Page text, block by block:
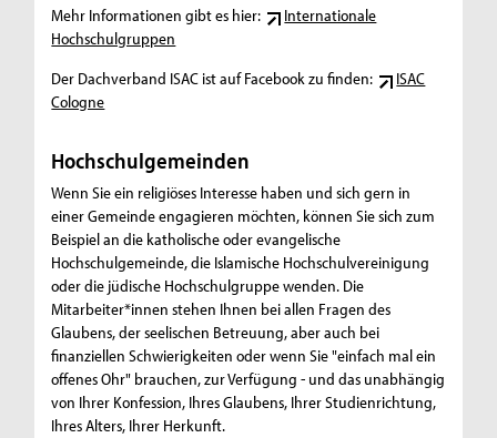
Mehr Informationen gibt es hier:
Internationale
Hochschulgruppen
Der Dachverband ISAC ist auf Facebook zu finden:
ISAC
Cologne
Hochschulgemeinden
Wenn Sie ein religiöses Interesse haben und sich gern in
einer Gemeinde engagieren möchten, können Sie sich zum
Beispiel an die katholische oder evangelische
Hochschulgemeinde, die Islamische Hochschulvereinigung
oder die jüdische Hochschulgruppe wenden. Die
Mitarbeiter*innen stehen Ihnen bei allen Fragen des
Glaubens, der seelischen Betreuung, aber auch bei
finanziellen Schwierigkeiten oder wenn Sie "einfach mal ein
offenes Ohr" brauchen, zur Verfügung - und das unabhängig
von Ihrer Konfession, Ihres Glaubens, Ihrer Studienrichtung,
Ihres Alters, Ihrer Herkunft.